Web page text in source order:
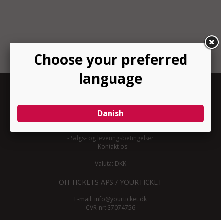
INFORMATION
-Om YourTicket
Bliv arrangør
-Arrangør login
-Donationer
- Salgs- og leveringsbetingelser
- Kontakt os
Valuta: DKK
OH TICKETS APS / YOURTICKET
E-mail: info@yourticket.dk
CVR-nr: 37074756